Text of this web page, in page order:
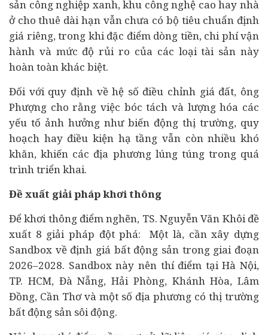
sản công nghiệp xanh, khu công nghệ cao hay nhà
ở cho thuê dài hạn vẫn chưa có bộ tiêu chuẩn định
giá riêng, trong khi đặc điểm dòng tiền, chi phí vận
hành và mức độ rủi ro của các loại tài sản này
hoàn toàn khác biệt.
Đối với quy định về hệ số điều chỉnh giá đất, ông
Phượng cho rằng việc bóc tách và lượng hóa các
yếu tố ảnh hưởng như biến động thị trường, quy
hoạch hay điều kiện hạ tầng vẫn còn nhiều khó
khăn, khiến các địa phương lúng túng trong quá
trình triển khai.
Đề xuất giải pháp khơi thông
Để khơi thông điểm nghẽn, TS. Nguyễn Văn Khôi đề
xuất 8 giải pháp đột phá: Một là, cần xây dựng
Sandbox về định giá bất động sản trong giai đoạn
2026–2028. Sandbox này nên thí điểm tại Hà Nội,
TP. HCM, Đà Nẵng, Hải Phòng, Khánh Hòa, Lâm
Đồng, Cần Thơ và một số địa phương có thị trường
bất động sản sôi động.